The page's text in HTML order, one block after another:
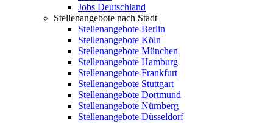
Jobs Deutschland
Stellenangebote nach Stadt
Stellenangebote Berlin
Stellenangebote Köln
Stellenangebote München
Stellenangebote Hamburg
Stellenangebote Frankfurt
Stellenangebote Stuttgart
Stellenangebote Dortmund
Stellenangebote Nürnberg
Stellenangebote Düsseldorf